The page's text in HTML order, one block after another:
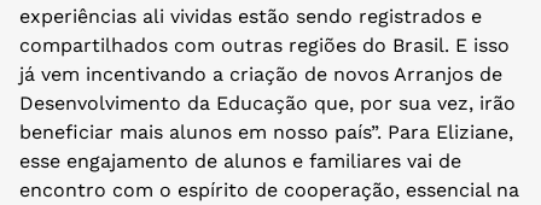
experiências ali vividas estão sendo registrados e
compartilhados com outras regiões do Brasil. E isso
já vem incentivando a criação de novos Arranjos de
Desenvolvimento da Educação que, por sua vez, irão
beneficiar mais alunos em nosso país”. Para Eliziane,
esse engajamento de alunos e familiares vai de
encontro com o espírito de cooperação, essencial na